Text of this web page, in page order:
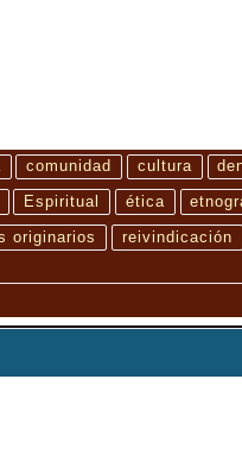
comunidad cultura
Espiritual ética
originarios reivindicación